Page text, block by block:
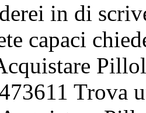
in di
capaci
Trova